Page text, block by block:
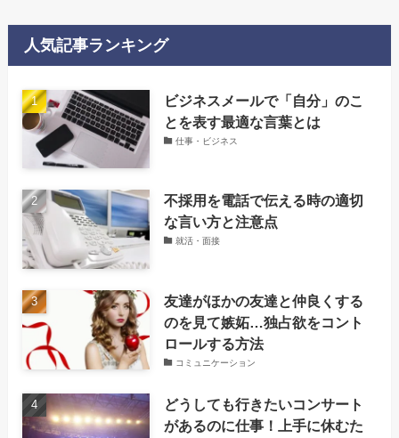
人気記事ランキング
‌ビジネスメールで「自分」のこ
とを表す最適な言葉とは
仕事・ビジネス
不採用を電話で伝える時の適切
な言い方と注意点
就活・面接
友達がほかの友達と仲良くする
のを見て嫉妬…独占欲をコント
ロールする方法
コミュニケーション
どうしても行きたいコンサート
があるのに仕事！上手に休むた